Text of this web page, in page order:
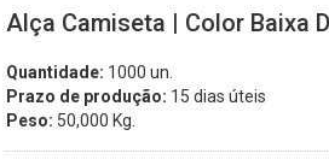
Alça Camiseta | Color Baixa
Quantidade: 1000 un.
Prazo de produção: 15 dias úteis
Peso: 50,000 Kg.